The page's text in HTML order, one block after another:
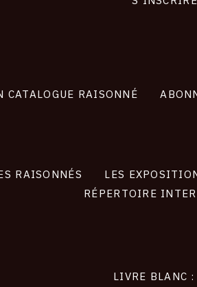
CATALOGUE RAISONNÉ
RAISONNÉS LES
RÉPERTOIRE
LIVRE BLANC